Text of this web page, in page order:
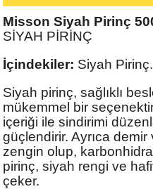
Misson Siyah Pirinç
SİYAH PİRİNÇ
İçindekiler: Siyah Pirinç.
Siyah pirinç, sağlıklı
mükemmel bir
içeriği ile sindirimi
güçlendirir. Ayrıca demir
zengin olup,
pirinç, siyah rengi ve
çeker.